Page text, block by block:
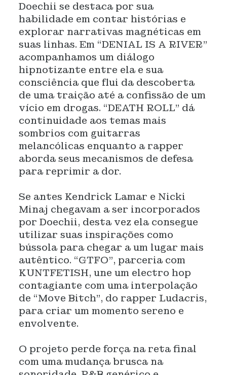
Doechii se destaca por sua
habilidade em contar histórias e
explorar narrativas magnéticas em
suas linhas. Em “DENIAL IS A RIVER”
acompanhamos um diálogo
hipnotizante entre ela e sua
consciência que flui da descoberta
de uma traição até a confissão de um
vício em drogas. “DEATH ROLL” dá
continuidade aos temas mais
sombrios com guitarras
melancólicas enquanto a rapper
aborda seus mecanismos de defesa
para reprimir a dor.
Se antes Kendrick Lamar e Nicki
Minaj chegavam a ser incorporados
por Doechii, desta vez ela consegue
utilizar suas inspirações como
bússola para chegar a um lugar mais
autêntico. “GTFO”, parceria com
KUNTFETISH, une um electro hop
contagiante com uma interpolação
de “Move Bitch”, do rapper Ludacris,
para criar um momento sereno e
envolvente.
O projeto perde força na reta final
com uma mudança brusca na